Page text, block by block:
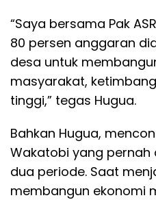
“Saya bersama Pak
80 persen anggaran
desa untuk
masyarakat,
tinggi,” tegas Hugua.
Bahkan Hugua,
Wakatobi yang
dua periode. Saat
membangun ekonomi